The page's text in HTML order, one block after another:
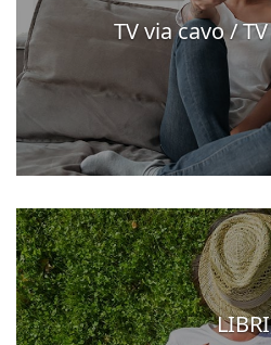
TV via cavo /
LIBRI